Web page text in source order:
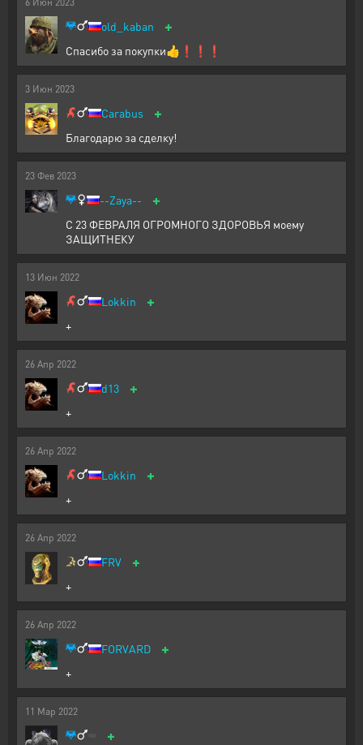
old_kaban +
Спасибо за покупки👍❗️❗️❗️
3 Июн 2023
Carabus +
Благодарю за сделку!
23 Фев 2023
--Zaya-- +
С 23 ФЕВРАЛЯ ОГРОМНОГО ЗДОРОВЬЯ моему
ЗАЩИТНЕКУ
13 Июн 2022
Lokkin +
+
26 Апр 2022
d13 +
+
26 Апр 2022
Lokkin +
+
26 Апр 2022
FRV +
+
26 Апр 2022
FORVARD +
+
11 Мар 2022
+